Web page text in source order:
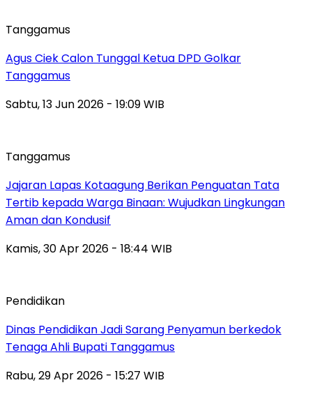
Tanggamus
Agus Ciek Calon Tunggal Ketua DPD Golkar
Tanggamus
Sabtu, 13 Jun 2026 - 19:09 WIB
Tanggamus
Jajaran Lapas Kotaagung Berikan Penguatan Tata
Tertib kepada Warga Binaan: Wujudkan Lingkungan
Aman dan Kondusif
Kamis, 30 Apr 2026 - 18:44 WIB
Pendidikan
Dinas Pendidikan Jadi Sarang Penyamun berkedok
Tenaga Ahli Bupati Tanggamus
Rabu, 29 Apr 2026 - 15:27 WIB